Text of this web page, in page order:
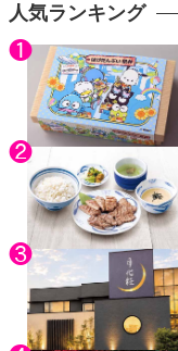
人気ランキング